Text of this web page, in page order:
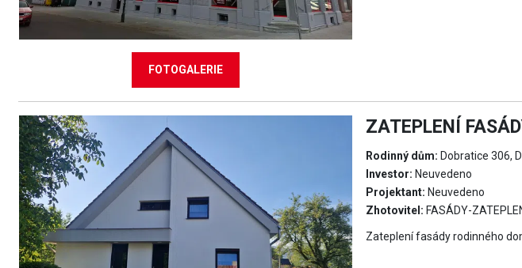
FOTOGALERIE
ZATEPLENÍ
Rodinný dům: Dobratice 306,
Investor: Neuvedeno
Projektant: Neuvedeno
Zhotovitel: FASÁDY-
Zateplení fasády rodinného